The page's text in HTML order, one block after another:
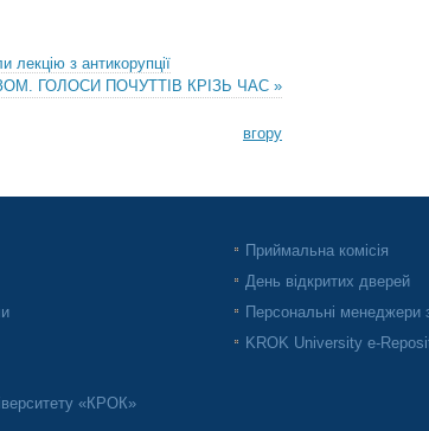
лекцію з антикорупції
ГОЛОСИ ПОЧУТТІВ КРІЗЬ ЧАС »
вгору
«КРОК»
Приймальна комісія
День відкритих дверей
Персональні менеджери
KROK University e-